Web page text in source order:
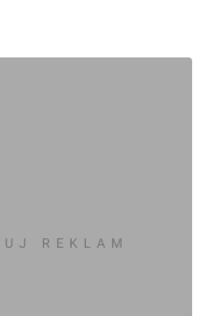
REKLAM